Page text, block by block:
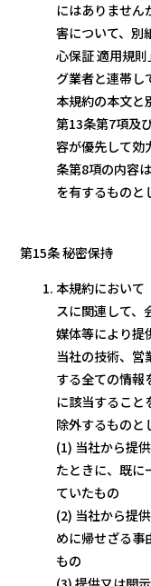
にはありません
害について、別
心保証 適用規
グ業者と連帯し
本規約の本文と
第13条第7項及
容が優先して効
条第8項の内容
を有するものと
第15条 秘密保持
本規約において
スに関連して、
媒体等により提
当社の技術、営
する全ての情報
に該当すること
除外するものと
(1) 当社から提
たときに、既に
ていたもの
(2) 当社から提
めに帰せざる事
もの